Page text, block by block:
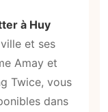
à Huy
et ses
Amay et
Twice, vous
dans